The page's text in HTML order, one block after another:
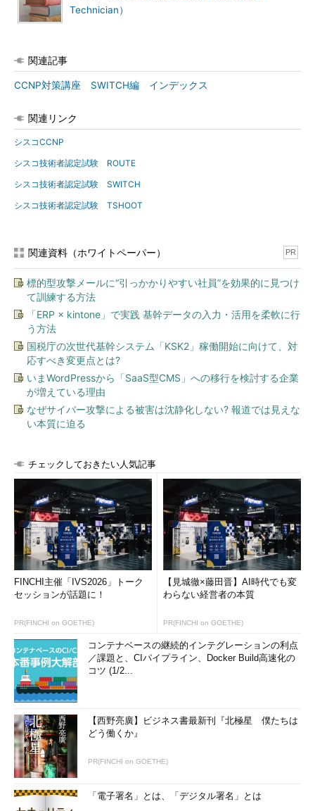
Technician）
関連記事
CCNP対策講座 SWITCH編 インデックス
関連リンク
シスコCCNP
シスコ技術者認定試験 ROUTE
シスコ技術者認定試験 SWITCH
シスコ技術者認定試験 TSHOOT
関連資料（ホワイトペーパー） PR
標的型攻撃メールに“引っかかりやすい社員”を効果的に見つけ
て訓練する方法
「ERP × kintone」で実践 基幹データの入力・活用を柔軟に行
う方法
国税庁の次世代基幹システム「KSK2」稼働開始に向けて、対
応すべき変更点とは?
いまWordPressから「SaaS型CMS」への移行を検討する企業
が増えている理由
なぜサイバー攻撃による被害は沈静化しない? 報道では見えな
い本質に迫る
チェックしておきたい人気記事
FINCHI主催「IVS2026」トーク
セッションが話題に！
PR(FINCHI on GOETHE)
【見城徹×藤田晋】AI時代でも変
わらない経営者の本質
PR(FINCHI on GOETHE)
コンテナベースの継続的インテグレーションの利点
／課題と、CIパイプライン、Docker Build高速化の
コツ (1/2...
【西野亮廣】ビジネス書最新刊『北極星 僕たちは
どう働くか』
PR(FINCHI on GOETHE)
「電子署名」とは、「デジタル署名」とは